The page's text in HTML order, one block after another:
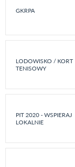
GKRPA
LODOWISKO / KORT
TENISOWY
PIT 2020 - WSPIERAJ
LOKALNIE